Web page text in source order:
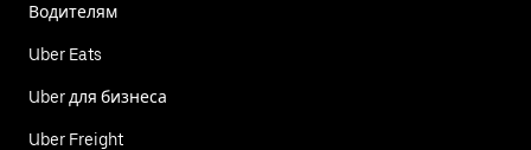
Водителям
Uber Eats
Uber для бизнеса
Uber Freight